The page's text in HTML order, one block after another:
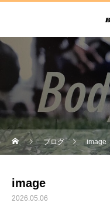
ブログ image
image
2026.05.06